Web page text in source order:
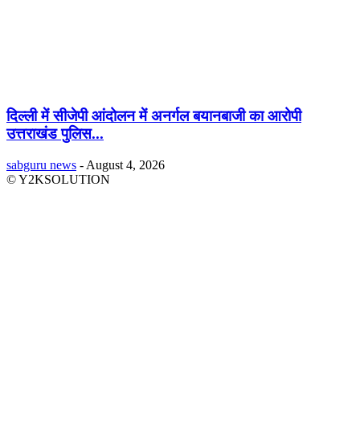
दिल्ली में सीजेपी आंदोलन में अनर्गल बयानबाजी का आरोपी
उत्तराखंड पुलिस...
sabguru news - August 4, 2026
© Y2KSOLUTION